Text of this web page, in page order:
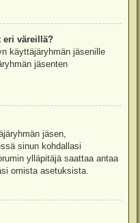
eri väreillä?
käyttäjäryhmän jäsenille
jäsenten
jäsen,
sinun kohdallasi
ylläpitäjä saattaa antaa
omista asetuksista.